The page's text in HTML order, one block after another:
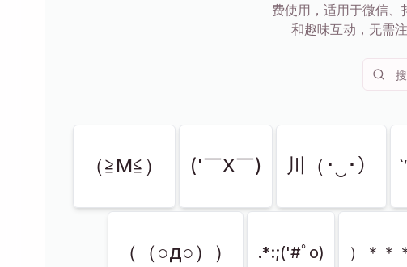
费使用，适用于微信
和趣味互动，无需
（≧M≦） ('￣X￣) 川（･‿･）
（（○д○）） .*:;('#ﾟo) ）＊＊